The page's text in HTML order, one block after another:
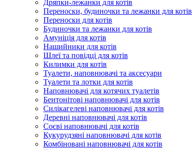
Дряпки-лежанки для котів
Переноски, будиночки та лежанки для котів
Переноски для котів
Будиночки та лежанки для котів
Амуніція для котів
Нашийники для котів
Шлеї та повідці для котів
Килимки для котів
Туалети, наповнювачі та аксесуари
Туалети та лотки для котів
Наповнювачі для котячих туалетів
Бентонітові наповнювачі для котів
Силікагелеві наповнювачі для котів
Деревні наповнювачі для котів
Соєві наповнювачі для котів
Кукурудзяні наповнювачі для котів
Комбіновані наповнювачі для котів